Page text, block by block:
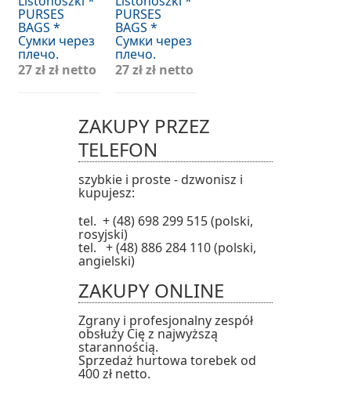
PURSES
BAGS *
Сумки через
плечо.
27 złzł netto
PURSES
BAGS *
Сумки через
плечо.
27 złzł netto
ZAKUPY PRZEZ
TELEFON
szybkie i proste - dzwonisz i
kupujesz:
tel. + (48) 698 299 515 (polski,
rosyjski)
tel. + (48) 886 284 110 (polski,
angielski)
ZAKUPY ONLINE
Zgrany i profesjonalny zespół
obsłuży Cię z najwyższą
starannością.
Sprzedaż hurtowa torebek od
400 zł netto.